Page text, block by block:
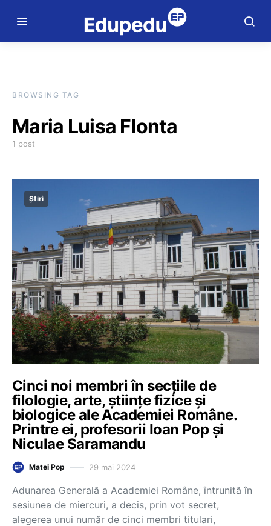
BROWSING TAG
Maria Luisa Flonta
1 post
Știri
Cinci noi membri în secțiile de
filologie, arte, științe fizice și
biologice ale Academiei Române.
Printre ei, profesorii Ioan Pop și
Niculae Saramandu
Matei Pop 29 mai 2024
Adunarea Generală a Academiei Române, întrunită în
sesiunea de miercuri, a decis, prin vot secret,
alegerea unui număr de cinci membri titulari,